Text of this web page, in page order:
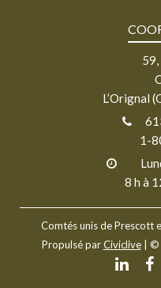
L’Orignal
1-
8 h à
Comtés unis de Prescott
Propulsé parCiviclive| ©